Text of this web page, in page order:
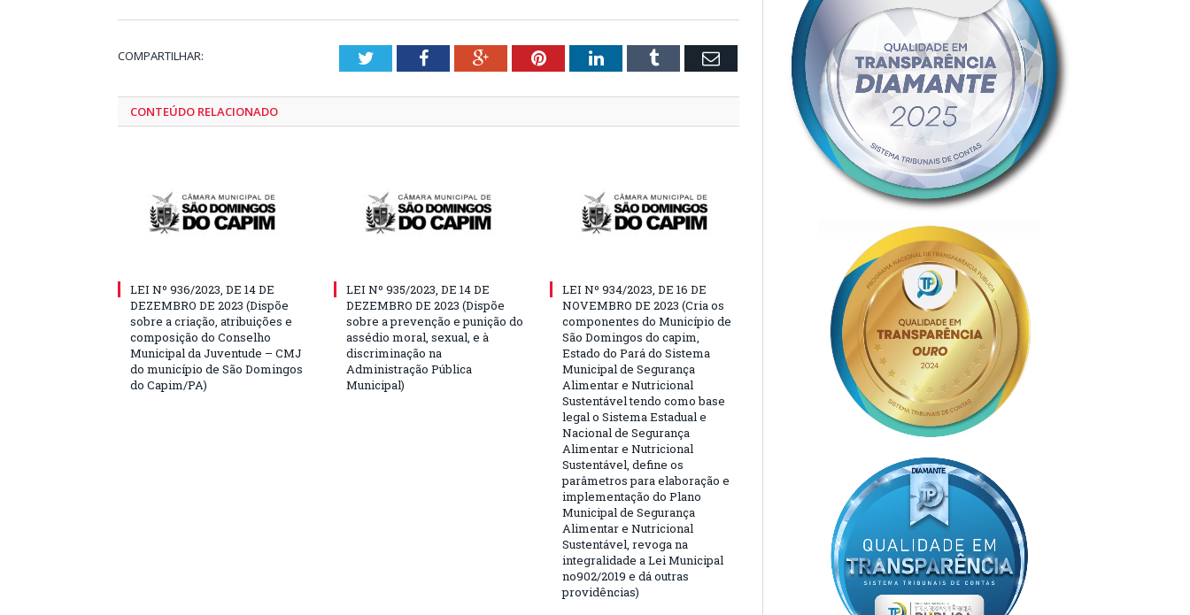
COMPARTILHAR: TwitterFacebookGoogle+PinterestLinkedInTumblr Email
CONTEÚDO RELACIONADO
LEI Nº 936/2023, DE 14 DE
DEZEMBRO DE 2023 (Dispõe
sobre a criação, atribuições e
composição do Conselho
Municipal da Juventude – CMJ
do município de São Domingos
do Capim/PA)
LEI Nº 935/2023, DE 14 DE
DEZEMBRO DE 2023 (Dispõe
sobre a prevenção e punição do
assédio moral, sexual, e à
discriminação na
Administração Pública
Municipal)
LEI Nº 934/2023, DE 16 DE
NOVEMBRO DE 2023 (Cria os
componentes do Município de
São Domingos do capim,
Estado do Pará do Sistema
Municipal de Segurança
Alimentar e Nutricional
Sustentável tendo como base
legal o Sistema Estadual e
Nacional de Segurança
Alimentar e Nutricional
Sustentável, define os
parâmetros para elaboração e
implementação do Plano
Municipal de Segurança
Alimentar e Nutricional
Sustentável, revoga na
integralidade a Lei Municipal
no902/2019 e dá outras
providências)